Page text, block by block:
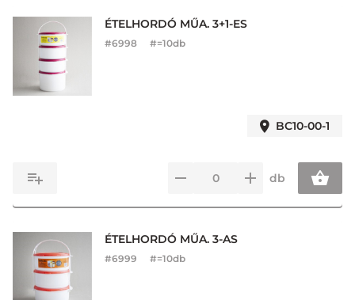
ÉTELHORDÓ MŰA. 3+1-ES
#6998 #=10db
BC10-00-1
db
ÉTELHORDÓ MŰA. 3-AS
#6999 #=10db